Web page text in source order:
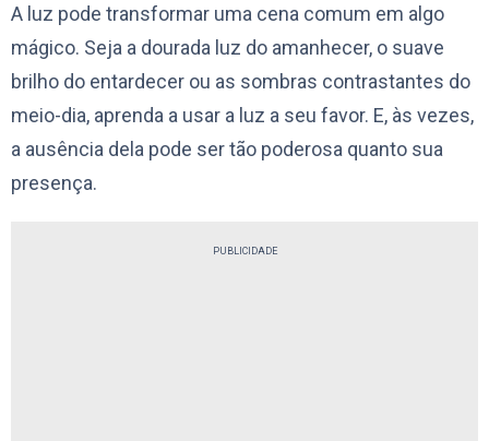
A luz pode transformar uma cena comum em algo
mágico. Seja a dourada luz do amanhecer, o suave
brilho do entardecer ou as sombras contrastantes do
meio-dia, aprenda a usar a luz a seu favor. E, às vezes,
a ausência dela pode ser tão poderosa quanto sua
presença.
PUBLICIDADE